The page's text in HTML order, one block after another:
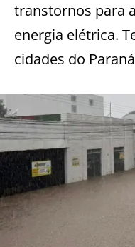
transtornos para
energia elétrica.
cidades do